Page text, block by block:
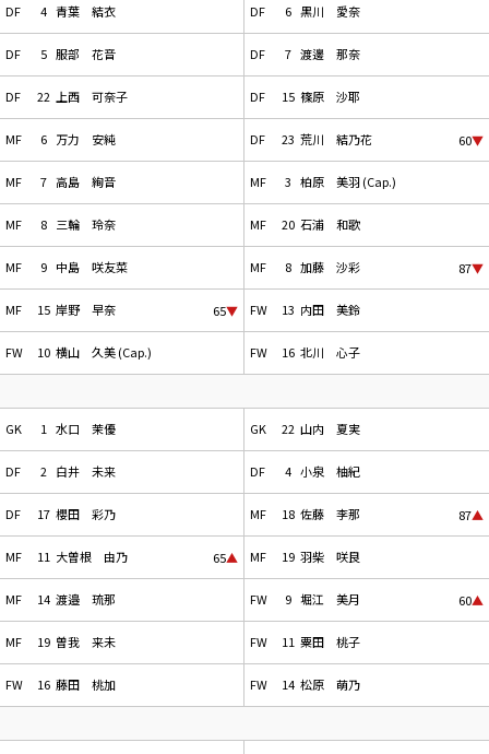
DF 4 青葉 結衣
DF 5 服部 花音
DF 22 上西 可奈子
MF 6 万力 安純
MF 7 高島 絢音
MF 8 三輪 玲奈
MF 9 中島 咲友菜
MF 15 岸野 早奈 65▼
FW 10 横山 久美 (Cap.)
GK 1 水口 茉優
DF 2 白井 未来
DF 17 櫻田 彩乃
MF 11 大曽根 由乃 65▲
MF 14 渡邉 琉那
MF 19 曽我 来未
FW 16 藤田 桃加
DF 6 黒川 愛奈
DF 7 渡邊 那奈
DF 15 篠原 沙耶
DF 23 荒川 結乃花 60▼
MF 3 柏原 美羽 (Cap.)
MF 20 石浦 和歌
MF 8 加藤 沙彩 87▼
FW 13 内田 美鈴
FW 16 北川 心子
GK 22 山内 夏実
DF 4 小泉 柚紀
MF 18 佐藤 李那 87▲
MF 19 羽柴 咲良
FW 9 堀江 美月 60▲
FW 11 粟田 桃子
FW 14 松原 萌乃